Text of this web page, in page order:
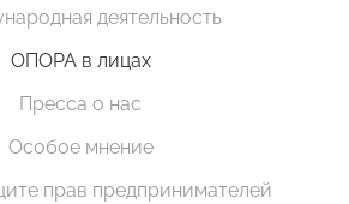
деятельность
ОПОРА в лицах
Пресса о нас
Особое мнение
прав предпринимателей